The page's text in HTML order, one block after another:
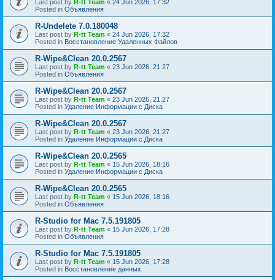
Last post by R-tt Team « 24 Jun 2026, 17:32
Posted in Объявления
R-Undelete 7.0.180048
Last post by R-tt Team « 24 Jun 2026, 17:32
Posted in Восстановление Удаленных Файлов
R-Wipe&Clean 20.0.2567
Last post by R-tt Team « 23 Jun 2026, 21:27
Posted in Объявления
R-Wipe&Clean 20.0.2567
Last post by R-tt Team « 23 Jun 2026, 21:27
Posted in Удаление Информации с Диска
R-Wipe&Clean 20.0.2567
Last post by R-tt Team « 23 Jun 2026, 21:27
Posted in Удаление Информации с Диска
R-Wipe&Clean 20.0.2565
Last post by R-tt Team « 15 Jun 2026, 18:16
Posted in Удаление Информации с Диска
R-Wipe&Clean 20.0.2565
Last post by R-tt Team « 15 Jun 2026, 18:16
Posted in Объявления
R-Studio for Mac 7.5.191805
Last post by R-tt Team « 15 Jun 2026, 17:28
Posted in Объявления
R-Studio for Mac 7.5.191805
Last post by R-tt Team « 15 Jun 2026, 17:28
Posted in Восстановление данных